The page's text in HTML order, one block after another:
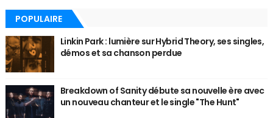
POPULAIRE
Linkin Park : lumière sur Hybrid Theory, ses singles,
démos et sa chanson perdue
Breakdown of Sanity débute sa nouvelle ère avec
un nouveau chanteur et le single "The Hunt"